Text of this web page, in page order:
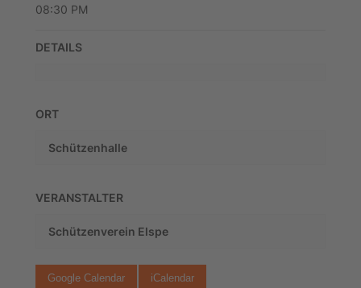
08:30 PM
DETAILS
ORT
Schützenhalle
VERANSTALTER
Schützenverein Elspe
Google Calendar iCalendar